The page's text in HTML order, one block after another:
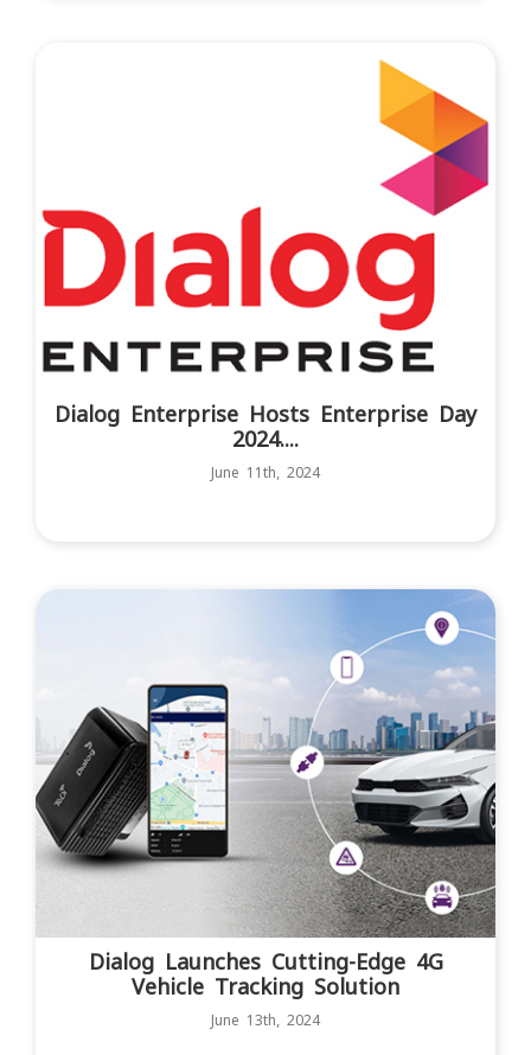
Dialog Enterprise Hosts Enterprise Day
2024....
June 11th, 2024
Dialog Launches Cutting-Edge 4G
Vehicle Tracking Solution
June 13th, 2024